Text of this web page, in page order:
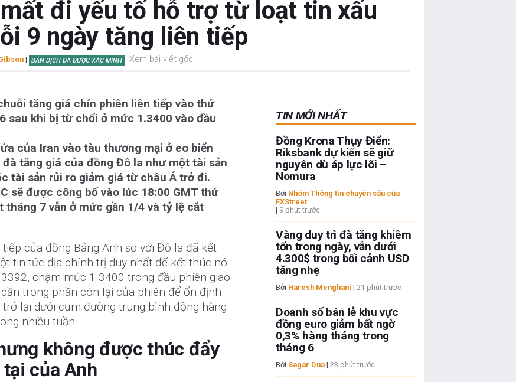
đi yếu tố hỗ trợ từ loạt tin xấu
9 ngày tăng liên tiếp
| BẢN DỊCH ĐÃ ĐƯỢC XÁC MINH Xem bài viết gốc
tăng giá chín phiên liên tiếp vào thứ
sau khi bị từ chối ở mức 1.3400 vào đầu
của Iran vào tàu thương mại ở eo biển
tăng giá của đồng Đô la như một tài sản
tài sản rủi ro giảm giá từ châu Á trở đi.
sẽ được công bố vào lúc 18:00 GMT thứ
tháng 7 vẫn ở mức gần 1/4 và tỷ lệ cắt
của đồng Bảng Anh so với Đô la đã kết
tin tức địa chính trị duy nhất để kết thúc nó.
chạm mức 1.3400 trong đầu phiên giao
trong phần còn lại của phiên để ổn định
trở lại dưới cụm đường trung bình động hàng
nhiều tuần.
không được thúc đẩy
của Anh
TIN MỚI NHẤT
Đồng Krona Thụy Điển:
Riksbank dự kiến sẽ giữ
nguyên dù áp lực lõi –
Nomura
Bởi Nhóm Thông tin chuyên sâu của
FXStreet
| 9 phút trước
Vàng duy trì đà tăng khiêm
tốn trong ngày, vẫn dưới
4.300$ trong bối cảnh USD
tăng nhẹ
Bởi Haresh Menghani | 21 phút trước
Doanh số bán lẻ khu vực
đồng euro giảm bất ngờ
0,3% hàng tháng trong
tháng 6
Bởi Sagar Dua| 23 phút trước